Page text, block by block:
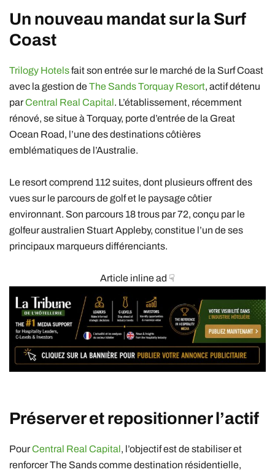
Un nouveau mandat sur la Surf
Coast
Trilogy Hotelsfait son entrée sur le marché de la Surf Coast
avec la gestion deThe Sands Torquay Resort, actif détenu
parCentral Real Capital. L’établissement, récemment
rénové, se situe à Torquay, porte d’entrée de la Great
Ocean Road, l’une des destinations côtières
emblématiques de l’Australie.
Le resort comprend 112 suites, dont plusieurs offrent des
vues sur le parcours de golf et le paysage côtier
environnant. Son parcours 18 trous par 72, conçu par le
golfeur australien Stuart Appleby, constitue l’un de ses
principaux marqueurs différenciants.
Article inline ad ☟
Préserver et repositionner l’actif
PourCentral Real Capital, l’objectif est de stabiliser et
renforcer The Sands comme destination résidentielle,